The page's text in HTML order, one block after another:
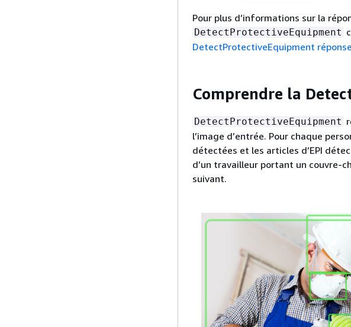
Pour plus d’informations sur la
DetectProtectiveEquipment
DetectProtectiveEquipment réponse
Comprendre la
DetectProtectiveEquipment
l’image d’entrée. Pour chaque
détectées et les articles d’EPI
d’un travailleur portant un couvre-
suivant.